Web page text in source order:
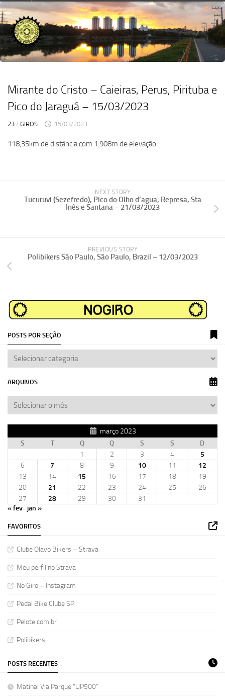
Skip
to
content
Mirante do Cristo – Caieiras, Perus, Pirituba e
Pico do Jaraguá – 15/03/2023
23 / GIROS 15/03/2023
118,35km de distância com 1.908m de elevação
NEXT STORY
Tucuruvi (Sezefredo), Pico do Olho d’agua, Represa, Sta
Inês e Santana – 21/03/2023
PREVIOUS STORY
Polibikers São Paulo, São Paulo, Brazil – 12/03/2023
POSTS POR SEÇÃO
ARQUIVOS
março 2023
S
T Q Q S S
D
1
2 3 4
5
6
7 8 9 10 11
12
13
14 15 16 17 18
19
20
21 22 23 24 25
26
27
28 29 30
31
« fev jan »
FAVORITOS
Clube Olavo Bikers – Strava
Meu perfil no Strava
No Giro – Instagram
Pedal Bike Clube SP
Pelote.com.br
Polibikers
POSTS RECENTES
Matinal Via Parque “UP500”